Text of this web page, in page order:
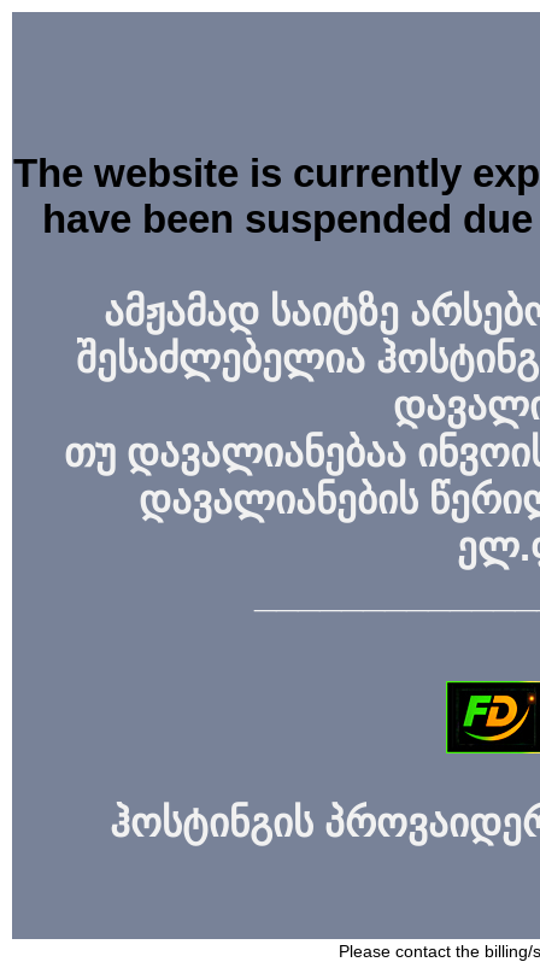
The website is currently
have been suspended
ამჟამად საიტზე
შესაძლებელია
თუ დავალიანებაა
დავალიანების
ჰოსტინგის
Please contact the